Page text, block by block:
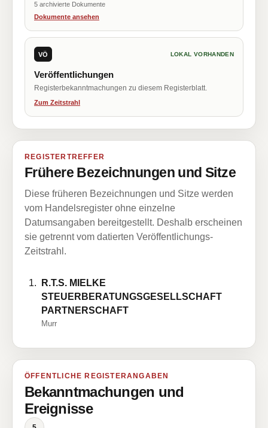
5 archivierte Dokumente
Dokumente ansehen
VÖ LOKAL VORHANDEN
Veröffentlichungen
Registerbekanntmachungen zu diesem Registerblatt.
Zum Zeitstrahl
REGISTERTREFFER
Frühere Bezeichnungen und Sitze
Diese früheren Bezeichnungen und Sitze werden
vom Handelsregister ohne einzelne
Datumsangaben bereitgestellt. Deshalb erscheinen
sie getrennt vom datierten Veröffentlichungs-
Zeitstrahl.
R.T.S. MIELKE
STEUERBERATUNGSGESELLSCHAFT
PARTNERSCHAFT
Murr
ÖFFENTLICHE REGISTERANGABEN
Bekanntmachungen und
Ereignisse